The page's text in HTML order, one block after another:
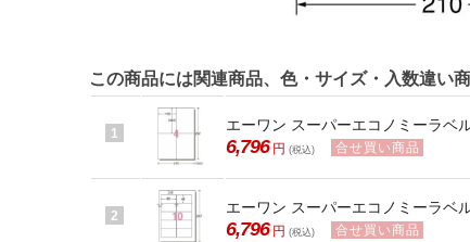
この商品には関連商品、色・サイズ・入数違い
1 エーワン スーパーエコノミーラベ
6,796 円 (税込) 合せ買い商品
2 エーワン スーパーエコノミーラベ
6,796 円 (税込) 合せ買い商品